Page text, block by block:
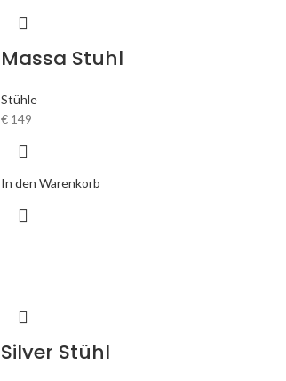
Massa Stuhl
Stühle
€ 149
In den Warenkorb
Silver Stühl